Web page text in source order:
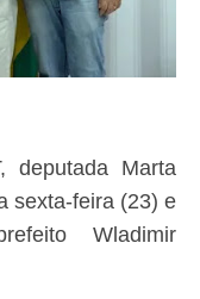
deputada Marta
sexta-feira (23) e
Wladimir